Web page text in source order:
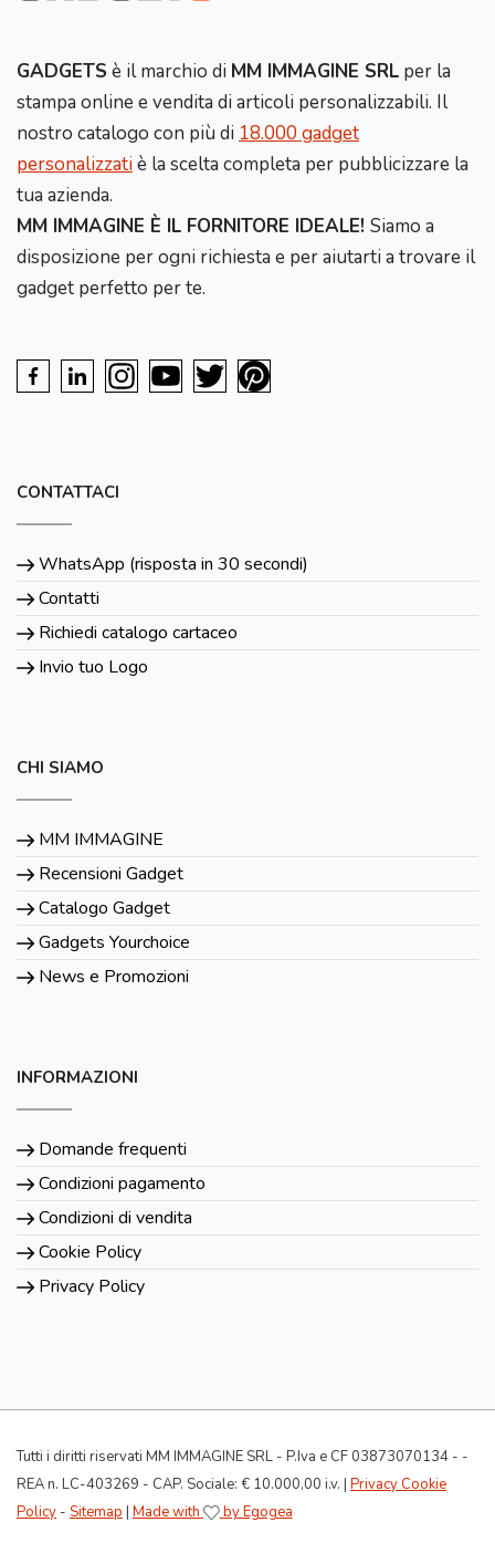
GADGETS è il marchio di MM IMMAGINE SRL per la
stampa online e vendita di articoli personalizzabili. Il
nostro catalogo con più di 18.000 gadget
personalizzatiè la scelta completa per pubblicizzare la
tua azienda.
MM IMMAGINE È IL FORNITORE IDEALE! Siamo a
disposizione per ogni richiesta e per aiutarti a trovare il
gadget perfetto per te.
CONTATTACI
WhatsApp (risposta in 30 secondi)
Contatti
Richiedi catalogo cartaceo
Invio tuo Logo
CHI SIAMO
MM IMMAGINE
Recensioni Gadget
Catalogo Gadget
Gadgets Yourchoice
News e Promozioni
INFORMAZIONI
Domande frequenti
Condizioni pagamento
Condizioni di vendita
Cookie Policy
Privacy Policy
Tutti i diritti riservati MM IMMAGINE SRL - P.Iva e CF 03873070134 - -
REA n. LC-403269 - CAP. Sociale: € 10.000,00 i.v. | Privacy Cookie
Policy - Sitemap | Made with by Egogea